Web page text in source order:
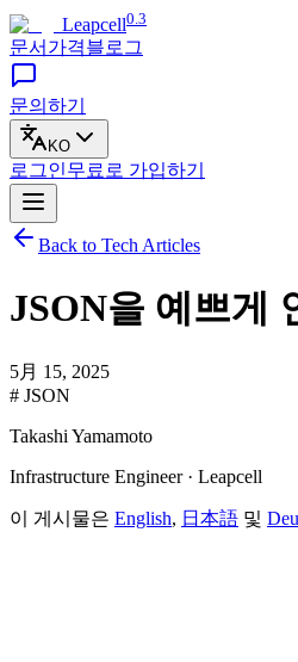
Leapcell0.3
문서 가격블로그
문의하기
KO
로그인무료로 가입하기
Back to Tech Articles
JSON을 예쁘게
5月 15, 2025
# JSON
Takashi Yamamoto
Infrastructure Engineer · Leapcell
이 게시물은 English, 日本語 및